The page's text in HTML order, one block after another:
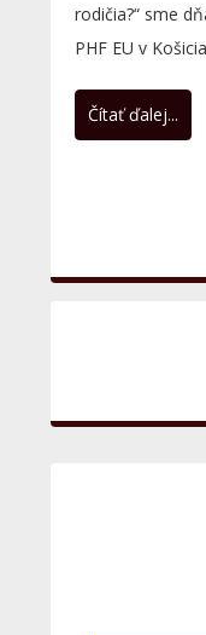
rodičia?“ sme
PHF EU v
Čítať ďalej...